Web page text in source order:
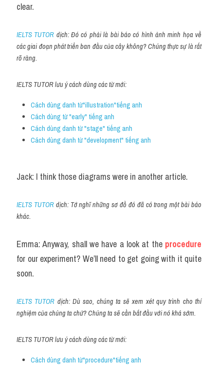
clear.
IELTS TUTOR dịch: Đó có phải là bài báo có hình ảnh minh họa về
các giai đoạn phát triển ban đầu của cây không? Chúng thực sự là rất
rõ ràng.
IELTS TUTOR lưu ý cách dùng các từ mới:
Cách dùng danh từ"illustration"tiếng anh
Cách dùng từ "early" tiếng anh
Cách dùng danh từ "stage" tiếng anh
Cách dùng danh từ "development" tiếng anh
Jack: I think those diagrams were in another article.
IELTS TUTOR dịch: Tớ nghĩ những sơ đồ đó đã có trong một bài báo
khác.
Emma: Anyway, shall we have a look at the procedure
for our experiment? We’ll need to get going with it quite
soon.
IELTS TUTOR dịch: Dù sao, chúng ta sẽ xem xét quy trình cho thí
nghiệm của chúng ta chứ? Chúng ta sẽ cần bắt đầu với nó khá sớm.
IELTS TUTOR lưu ý cách dùng các từ mới:
Cách dùng danh từ"procedure"tiếng anh